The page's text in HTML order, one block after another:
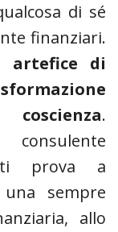
di sé
finanziari.
artefice di
.
prova a
sempre
allo